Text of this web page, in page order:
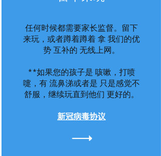
任何时候都需要家长监督。留下
来玩，或者蹲着蹲着拿我们的优
势互补的 无线上网。
**如果您的孩子是 咳嗽，打喷
嚏，有流鼻涕或者是 只是感觉不
舒服，继续玩直到他们 更好的。
新冠病毒协议